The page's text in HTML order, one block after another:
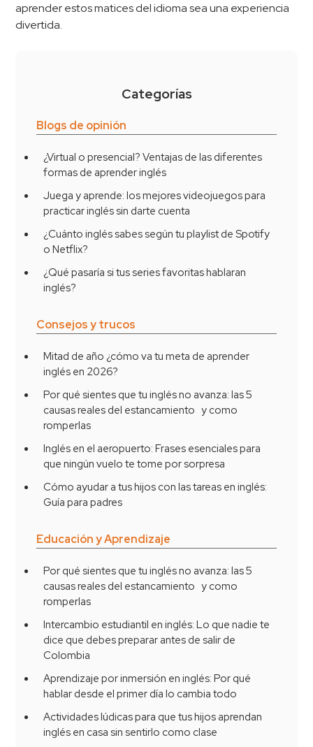
aprender estos matices del idioma sea una experiencia
divertida.
Categorías
Blogs de opinión
¿Virtual o presencial? Ventajas de las diferentes
formas de aprender inglés
Juega y aprende: los mejores videojuegos para
practicar inglés sin darte cuenta
¿Cuánto inglés sabes según tu playlist de Spotify
o Netflix?
¿Qué pasaría si tus series favoritas hablaran
inglés?
Consejos y trucos
Mitad de año ¿cómo va tu meta de aprender
inglés en 2026?
Por qué sientes que tu inglés no avanza: las 5
causas reales del estancamiento y como
romperlas
Inglés en el aeropuerto: Frases esenciales para
que ningún vuelo te tome por sorpresa
Cómo ayudar a tus hijos con las tareas en inglés:
Guía para padres
Educación y Aprendizaje
Por qué sientes que tu inglés no avanza: las 5
causas reales del estancamiento y como
romperlas
Intercambio estudiantil en inglés: Lo que nadie te
dice que debes preparar antes de salir de
Colombia
Aprendizaje por inmersión en inglés: Por qué
hablar desde el primer día lo cambia todo
Actividades lúdicas para que tus hijos aprendan
inglés en casa sin sentirlo como clase